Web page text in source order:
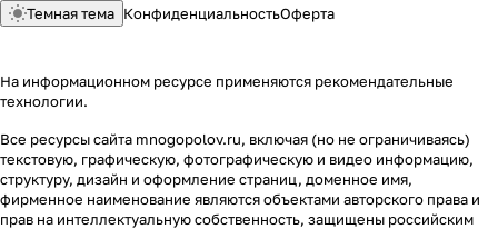
Темная тема КонфиденциальностьОферта
На информационном ресурсе применяются рекомендательные
технологии.
Все ресурсы сайта mnogopolov.ru, включая (но не ограничиваясь)
текстовую, графическую, фотографическую и видео информацию,
структуру, дизайн и оформление страниц, доменное имя,
фирменное наименование являются объектами авторского права и
прав на интеллектуальную собственность, защищены российским